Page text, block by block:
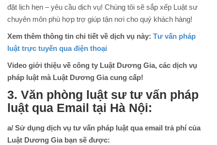
đặt lịch hẹn – yêu cầu dịch vụ! Chúng tôi sẽ sắp xếp Luật sư
chuyên môn phù hợp trợ giúp tận nơi cho quý khách hàng!
Xem thêm thông tin chi tiết về dịch vụ này: Tư vấn pháp
luật trực tuyến qua điện thoại
Video giới thiệu về công ty Luật Dương Gia, các dịch vụ
pháp luật mà Luật Dương Gia cung cấp!
3. Văn phòng luật sư tư vấn pháp
luật qua Email tại Hà Nội:
a/ Sử dụng dịch vụ tư vấn pháp luật qua email trả phí của
Luật Dương Gia bạn sẽ được: